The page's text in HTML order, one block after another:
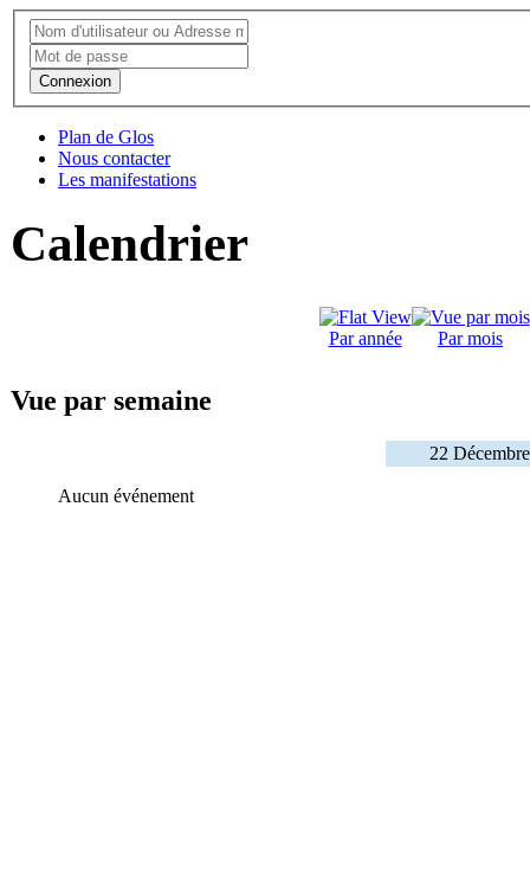
Connexion
Plan de Glos
Nous contacter
Les manifestations
Calendrier
Par année Par mois
Vue par semaine
22
Aucun événement